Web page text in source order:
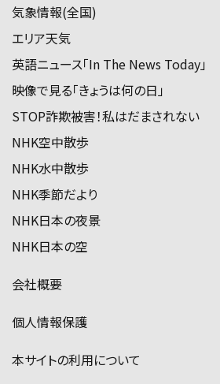
気象情報(全国)
エリア天気
英語ニュース「In The News Today」
映像で見る「きょうは何の日」
STOP詐欺被害！私はだまされない
NHK空中散歩
NHK水中散歩
NHK季節だより
NHK日本の夜景
NHK日本の空
会社概要
個人情報保護
本サイトの利用について